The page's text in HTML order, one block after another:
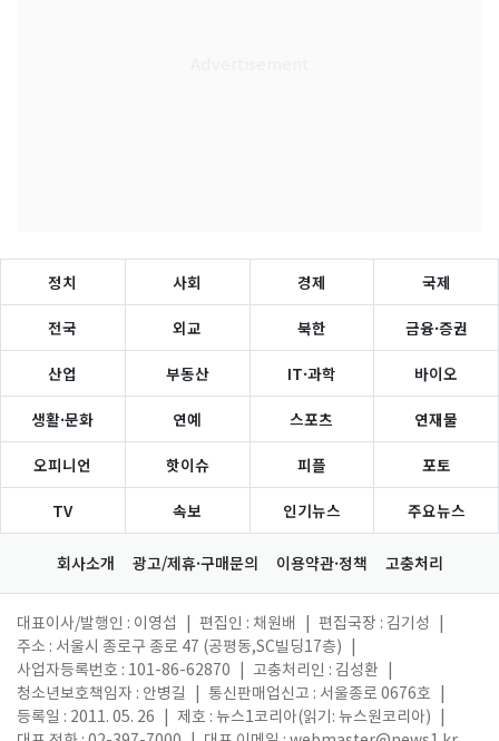
정치 사회 경제 국제
전국 외교 북한 금융·증권
산업 부동산 IT·과학 바이오
생활·문화 연예 스포츠 연재물
오피니언 핫이슈 피플 포토
TV 속보 인기뉴스 주요뉴스
회사소개 광고/제휴·구매문의 이용약관·정책 고충처리
대표이사/발행인 : 이영섭 편집인 : 채원배 편집국장 : 김기성
주소 : 서울시 종로구 종로 47 (공평동,SC빌딩17층)
사업자등록번호 : 101-86-62870
고충처리인 : 김성환
청소년보호책임자 : 안병길
통신판매업신고 : 서울종로 0676호
등록일 : 2011. 05. 26
제호 : 뉴스1코리아(읽기: 뉴스원코리아)